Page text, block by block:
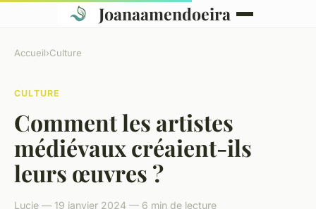
Joanaamendoeira
Accueil›Culture
CULTURE
Comment les artistes
médiévaux créaient-ils
leurs œuvres ?
Lucie — 19 janvier 2024 — 6 min de lecture